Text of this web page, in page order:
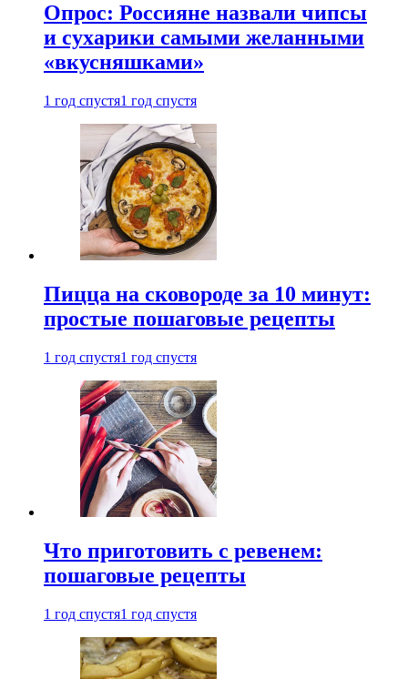
Опрос: Россияне назвали чипсы
и сухарики самыми желанными
«вкусняшками»
1 год спустя1 год спустя
Пицца на сковороде за 10 минут:
простые пошаговые рецепты
1 год спустя1 год спустя
Что приготовить с ревенем:
пошаговые рецепты
1 год спустя1 год спустя